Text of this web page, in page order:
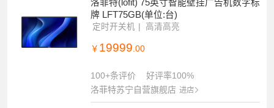
洛菲特(lofit) 75英寸智能壁挂广告机数字标
牌 LFT75GB(单位:台)
定时开关机 高清高亮
￥ 19999.00
100+条评价
好评率100%
洛菲特苏宁自营旗舰店 进店